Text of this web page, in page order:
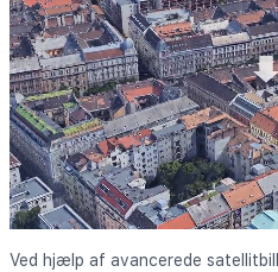
Ved hjælp af avancerede